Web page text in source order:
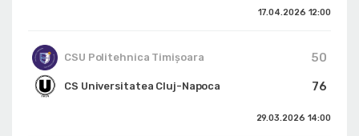
17.04.2026 12:00
CSU Politehnica Timișoara
50
76
CS Universitatea Cluj-Napoca
29.03.2026 14:00